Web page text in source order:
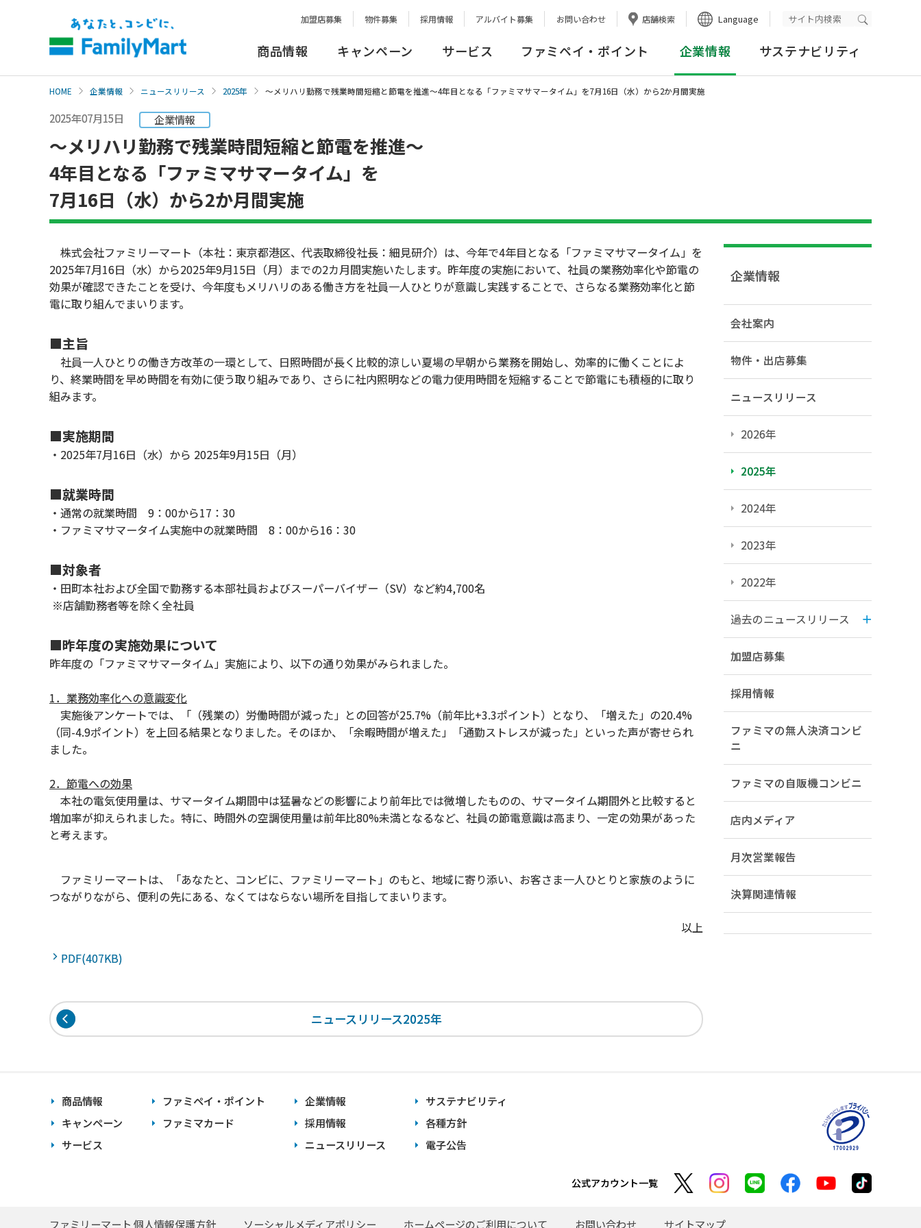
加盟店募集 物件募集 採用情報 アルバイト募集 お問い合わせ 店舗検索 Language 検索実行
商品情報 キャンペーン サービス ファミペイ・ポイント 企業情報 サステナビリティ
HOME 企業情報 ニュースリリース 2025年 ～メリハリ勤務で残業時間短縮と節電を推進～4年目となる「ファミマサマータイム」を7月16日（水）から2か月間実施
2025年07月15日 企業情報
～メリハリ勤務で残業時間短縮と節電を推進～
4年目となる「ファミマサマータイム」を
7月16日（水）から2か月間実施
株式会社ファミリーマート（本社：東京都港区、代表取締役社長：細見研介）は、今年で4年目となる「ファミマサマータイム」を
2025年7月16日（水）から2025年9月15日（月）までの2カ月間実施いたします。昨年度の実施において、社員の業務効率化や節電の
効果が確認できたことを受け、今年度もメリハリのある働き方を社員一人ひとりが意識し実践することで、さらなる業務効率化と節
電に取り組んでまいります。
■主旨
社員一人ひとりの働き方改革の一環として、日照時間が長く比較的涼しい夏場の早朝から業務を開始し、効率的に働くことによ
り、終業時間を早め時間を有効に使う取り組みであり、さらに社内照明などの電力使用時間を短縮することで節電にも積極的に取り
組みます。
■実施期間
・2025年7月16日（水）から 2025年9月15日（月）
■就業時間
・通常の就業時間 9：00から17：30
・ファミマサマータイム実施中の就業時間 8：00から16：30
■対象者
・田町本社および全国で勤務する本部社員およびスーパーバイザー（SV）など約4,700名
※店舗勤務者等を除く全社員
■昨年度の実施効果について
昨年度の「ファミマサマータイム」実施により、以下の通り効果がみられました。
1．業務効率化への意識変化
実施後アンケートでは、「（残業の）労働時間が減った」との回答が25.7%（前年比+3.3ポイント）となり、「増えた」の20.4%
（同-4.9ポイント）を上回る結果となりました。そのほか、「余暇時間が増えた」「通勤ストレスが減った」といった声が寄せられ
ました。
2．節電への効果
本社の電気使用量は、サマータイム期間中は猛暑などの影響により前年比では微増したものの、サマータイム期間外と比較すると
増加率が抑えられました。特に、時間外の空調使用量は前年比80%未満となるなど、社員の節電意識は高まり、一定の効果があった
と考えます。
ファミリーマートは、「あなたと、コンビに、ファミリーマート」のもと、地域に寄り添い、お客さま一人ひとりと家族のように
つながりながら、便利の先にある、なくてはならない場所を目指してまいります。
以上
PDF(407KB)
ニュースリリース2025年
企業情報
会社案内
物件・出店募集
ニュースリリース
2026年
2025年
2024年
2023年
2022年
過去のニュースリリース
加盟店募集
採用情報
ファミマの無人決済コンビ
ニ
ファミマの自販機コンビニ
店内メディア
月次営業報告
決算関連情報
商品情報
キャンペーン
サービス
ファミペイ・ポイント
ファミマカード
企業情報
採用情報
ニュースリリース
サステナビリティ
各種方針
電子公告
公式アカウント一覧
ファミリーマート 個人情報保護方針 ソーシャルメディアポリシー ホームページのご利用について お問い合わせ サイトマップ